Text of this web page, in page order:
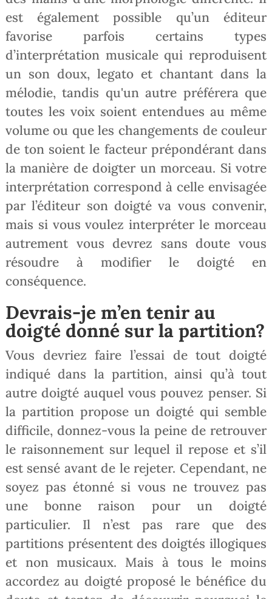
est également possible qu’un éditeur
favorise parfois certains types
d’interprétation musicale qui reproduisent
un son doux, legato et chantant dans la
mélodie, tandis qu'un autre préférera que
toutes les voix soient entendues au même
volume ou que les changements de couleur
de ton soient le facteur prépondérant dans
la manière de doigter un morceau. Si votre
interprétation correspond à celle envisagée
par l’éditeur son doigté va vous convenir,
mais si vous voulez interpréter le morceau
autrement vous devrez sans doute vous
résoudre à modifier le doigté en
conséquence.
Devrais-je m’en tenir au
doigté donné sur la partition?
Vous devriez faire l’essai de tout doigté
indiqué dans la partition, ainsi qu’à tout
autre doigté auquel vous pouvez penser. Si
la partition propose un doigté qui semble
difficile, donnez-vous la peine de retrouver
le raisonnement sur lequel il repose et s’il
est sensé avant de le rejeter. Cependant, ne
soyez pas étonné si vous ne trouvez pas
une bonne raison pour un doigté
particulier. Il n’est pas rare que des
partitions présentent des doigtés illogiques
et non musicaux. Mais à tous le moins
accordez au doigté proposé le bénéfice du